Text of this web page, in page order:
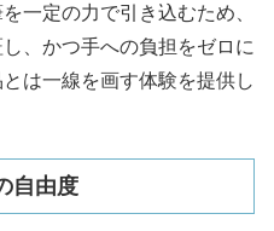
一定の力で引き込むため、
、かつ手への負担をゼロに
は一線を画す体験を提供し
自由度